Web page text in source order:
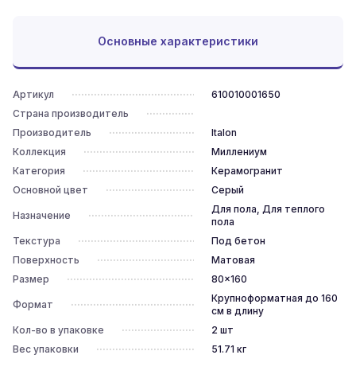
Основные характеристики
Артикул
610010001650
Страна производитель
Производитель
Italon
Коллекция
Миллениум
Категория
Керамогранит
Основной цвет
Серый
Назначение
Для пола, Для теплого
пола
Текстура
Под бетон
Поверхность
Матовая
Размер
80x160
Формат
Крупноформатная до 160
см в длину
Кол-во в упаковке
2 шт
Вес упаковки
51.71 кг